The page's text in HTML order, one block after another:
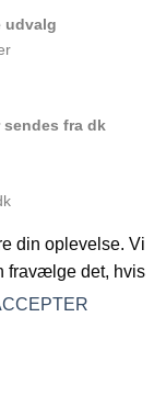
udvalg
sendes fra dk
din oplevelse. Vi
fravælge det, hvis